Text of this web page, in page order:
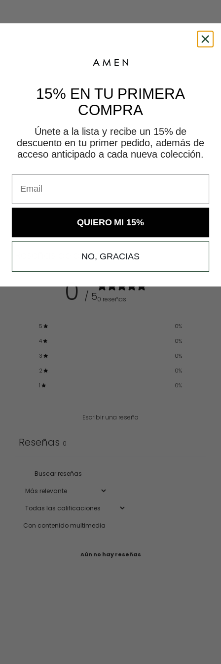
Reseñas de clientes
0 / 50 reseñas
5 0%
4
0%
3
0%
2
0%
1
0%
Escribir una reseña
Reseñas 0
Con contenido multimedia
Aún no hay reseñas
15% EN TU PRIMERA
COMPRA
Únete a la lista y recibe un 15% de
descuento en tu primer pedido, además de
acceso anticipado a cada nueva colección.
Email
QUIERO MI 15%
NO, GRACIAS